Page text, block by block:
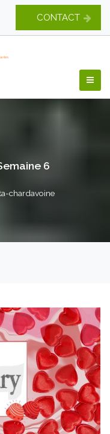
CONTACT
6
chardavoine